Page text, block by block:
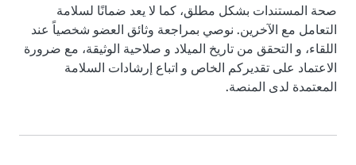
صحة المستندات بشكل مطلق، كما لا يعد ضمانًا لسلامة
التعامل مع الآخرين. نوصي بمراجعة وثائق العضو شخصياً عند
اللقاء، و التحقق من تاريخ الميلاد و صلاحية الوثيقة، مع ضرورة
الاعتماد على تقديركم الخاص و اتباع إرشادات السلامة
المعتمدة لدى المنصة.